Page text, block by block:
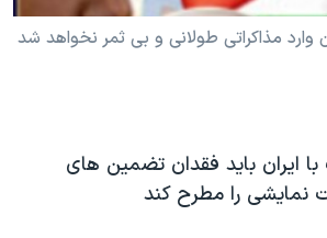
آزادی
وارد مذاکراتی طولانی و بی ثمر نخواهد شد
با ايران بايد فقدان تضمين های
نمايشی را مطرح کند